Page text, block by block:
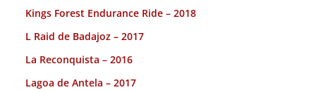
Kings Forest Endurance Ride – 2018
L Raid de Badajoz – 2017
La Reconquista – 2016
Lagoa de Antela – 2017